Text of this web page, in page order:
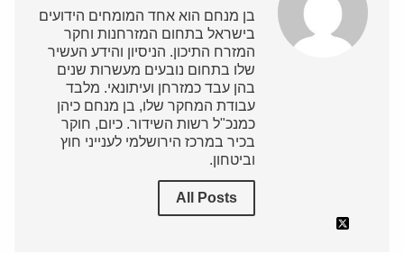
בן מנחם הוא אחד המומחים הידועים
בישראל בתחום המזרחנות וחקר
המזרח התיכון. הניסיון והידע העשיר
שלו בתחום נובעים מעשרות שנים
בהן עבד כמזרחן ועיתונאי. מלבד
עבודת המחקר שלו, בן מנחם כיהן
כמנכ"ל רשות השידור. כיום, חוקר
בכיר במרכז הירושלמי לענייני חוץ
וביטחון.
All Posts